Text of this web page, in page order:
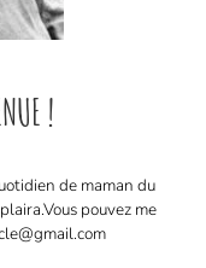
!
de maman du
Vous pouvez me